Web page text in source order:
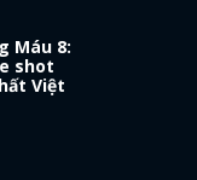
Máu 8:
shot
Việt